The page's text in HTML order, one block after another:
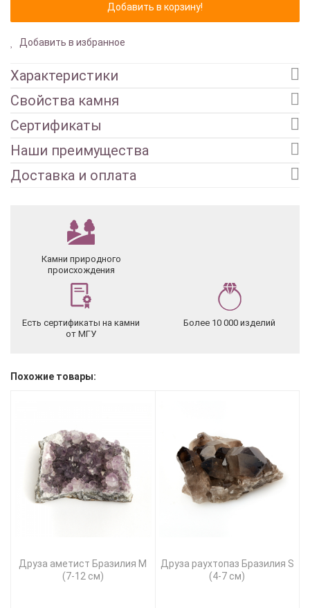
Добавить в избранное
Характеристики
Свойства камня
Сертификаты
Наши преимущества
Доставка и оплата
Камни природного
происхождения
Есть сертификаты на камни
от МГУ
Более 10 000 изделий
Похожие товары:
Друза аметист Бразилия M
(7-12 см)
Друза раухтопаз Бразилия S
(4-7 см)